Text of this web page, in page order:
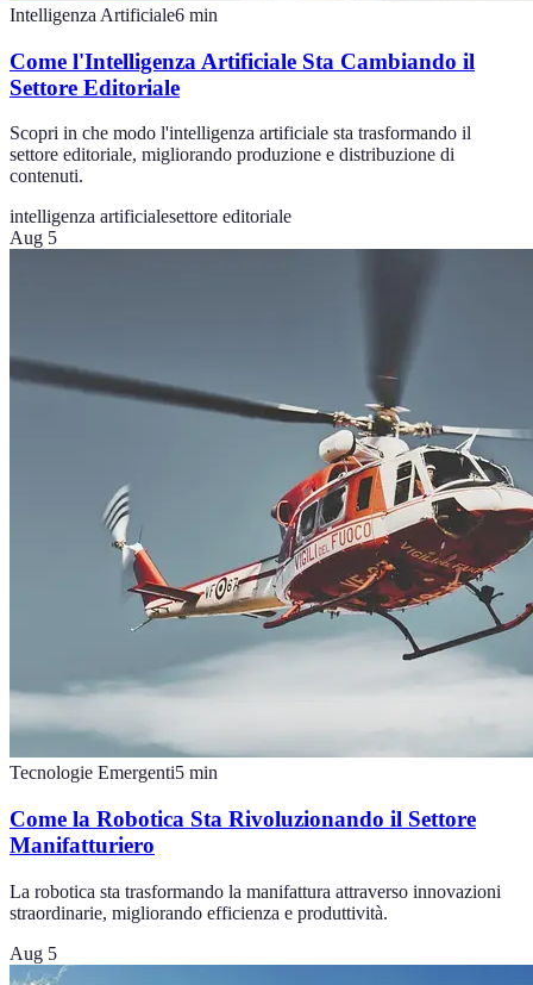
Intelligenza Artificiale6 min
Come l'Intelligenza Artificiale Sta Cambiando il
Settore Editoriale
Scopri in che modo l'intelligenza artificiale sta trasformando il
settore editoriale, migliorando produzione e distribuzione di
contenuti.
intelligenza artificialesettore editoriale
Aug 5
Tecnologie Emergenti5 min
Come la Robotica Sta Rivoluzionando il Settore
Manifatturiero
La robotica sta trasformando la manifattura attraverso innovazioni
straordinarie, migliorando efficienza e produttività.
Aug 5